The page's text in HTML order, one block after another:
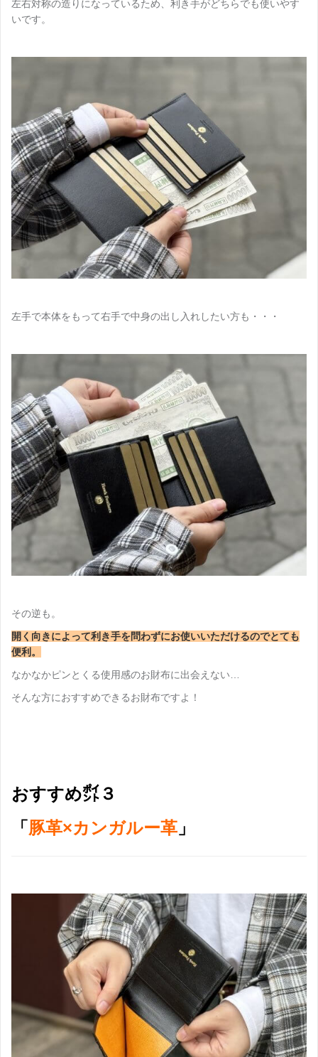
左右対称の造りになっているため、利き手がどちらでも使いやす
いです。
左手で本体をもって右手で中身の出し入れしたい方も・・・
その逆も。
開く向きによって利き手を問わずにお使いいただけるのでとても
便利。
なかなかピンとくる使用感のお財布に出会えない…
そんな方におすすめできるお財布ですよ！
おすすめ㌽３
「豚革×カンガルー革 」